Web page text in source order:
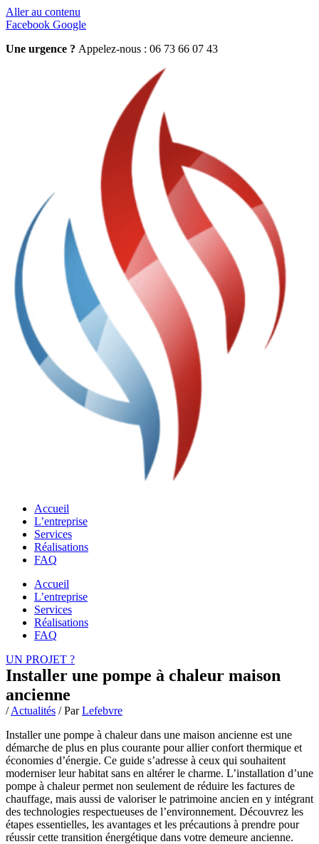
Aller au contenu
Facebook Google
Une urgence ? Appelez-nous : 06 73 66 07 43
Accueil
L’entreprise
Services
Réalisations
FAQ
Accueil
L’entreprise
Services
Réalisations
FAQ
UN PROJET ?
Installer une pompe à chaleur maison
ancienne
/Actualités / ParLefebvre
Installer une pompe à chaleur dans une maison ancienne est une
démarche de plus en plus courante pour allier confort thermique et
économies d’énergie. Ce guide s’adresse à ceux qui souhaitent
moderniser leur habitat sans en altérer le charme. L’installation d’une
pompe à chaleur permet non seulement de réduire les factures de
chauffage, mais aussi de valoriser le patrimoine ancien en y intégrant
des technologies respectueuses de l’environnement. Découvrez les
étapes essentielles, les avantages et les précautions à prendre pour
réussir cette transition énergétique dans votre demeure ancienne.